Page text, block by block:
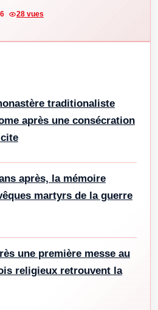
28 vues
traditionaliste
après une consécration
après, la mémoire
martyrs de la guerre
une première messe au
religieux retrouvent la